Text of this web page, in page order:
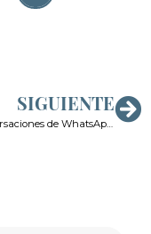
SIGUIENTE
Las conversaciones de WhatsApp como prueba del delito